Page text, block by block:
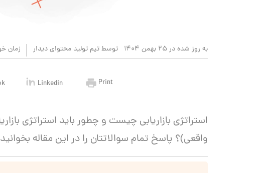
به روز شده در 25 بهمن 1404 توسط تیم تولید محتوای دیدار زمان
Linkedin Print
استراتژی بازاریابی چیست و چطور باید استراتژی
واقعی)؟ پاسخ تمام سوالاتتان را در این مقاله